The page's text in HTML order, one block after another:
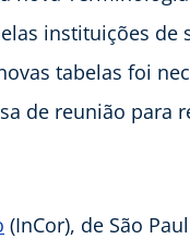
instituições de
tabelas foi
de reunião para
(InCor), de São